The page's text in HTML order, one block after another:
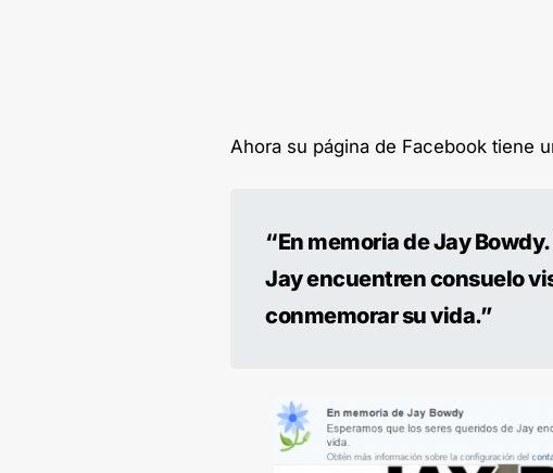
Ahora su página de Facebook tiene
“En memoria de Jay
Jay encuentren consuelo
conmemorar su vida.”